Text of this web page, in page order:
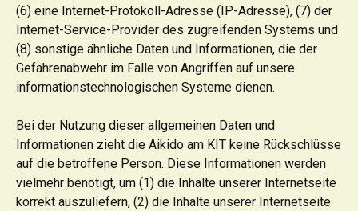
(6) eine Internet-Protokoll-Adresse (IP-Adresse), (7) der
Internet-Service-Provider des zugreifenden Systems und
(8) sonstige ähnliche Daten und Informationen, die der
Gefahrenabwehr im Falle von Angriffen auf unsere
informationstechnologischen Systeme dienen.
Bei der Nutzung dieser allgemeinen Daten und
Informationen zieht die Aikido am KIT keine Rückschlüsse
auf die betroffene Person. Diese Informationen werden
vielmehr benötigt, um (1) die Inhalte unserer Internetseite
korrekt auszuliefern, (2) die Inhalte unserer Internetseite